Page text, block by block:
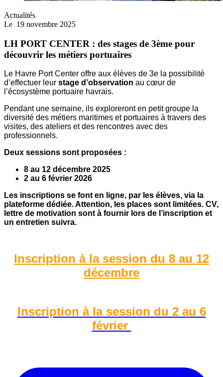
Actualités
Le 19 novembre 2025
LH PORT CENTER : des stages de 3ème pour
découvrir les métiers portuaires
Le Havre Port Center offre aux élèves de 3e la possibilité
d’effectuer leur stage d’observation au cœur de
l’écosystème portuaire havrais.
Pendant une semaine, ils exploreront en petit groupe la
diversité des métiers maritimes et portuaires à travers des
visites, des ateliers et des rencontres avec des
professionnels.
Deux sessions sont proposées :
8 au 12 décembre 2025
2 au 6 février 2026
Les inscriptions se font en ligne, par les élèves, via la
plateforme dédiée. Attention, les places sont limitées. CV,
lettre de motivation sont à fournir lors de l’inscription et
un entretien suivra.
Inscription à la session du 8 au 12
décembre
Inscription à la session du 2 au 6
février